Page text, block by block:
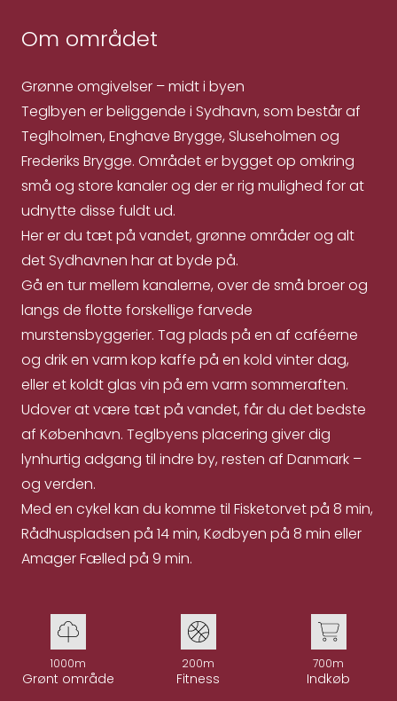
Om området
Grønne omgivelser – midt i byen
Teglbyen er beliggende i Sydhavn, som består af
Teglholmen, Enghave Brygge, Sluseholmen og
Frederiks Brygge. Området er bygget op omkring
små og store kanaler og der er rig mulighed for at
udnytte disse fuldt ud.
Her er du tæt på vandet, grønne områder og alt
det Sydhavnen har at byde på.
Gå en tur mellem kanalerne, over de små broer og
langs de flotte forskellige farvede
murstensbyggerier. Tag plads på en af caféerne
og drik en varm kop kaffe på en kold vinter dag,
eller et koldt glas vin på em varm sommeraften.
Udover at være tæt på vandet, får du det bedste
af København. Teglbyens placering giver dig
lynhurtig adgang til indre by, resten af Danmark –
og verden.
Med en cykel kan du komme til Fisketorvet på 8 min,
Rådhuspladsen på 14 min, Kødbyen på 8 min eller
Amager Fælled på 9 min.
1000m
Grønt område
200m
Fitness
700m
Indkøb